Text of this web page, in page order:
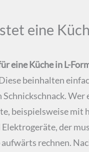
eine
eine Küche in L-
beinhalten
Wer
beispielsweise mit
der
aufwärts rechnen.